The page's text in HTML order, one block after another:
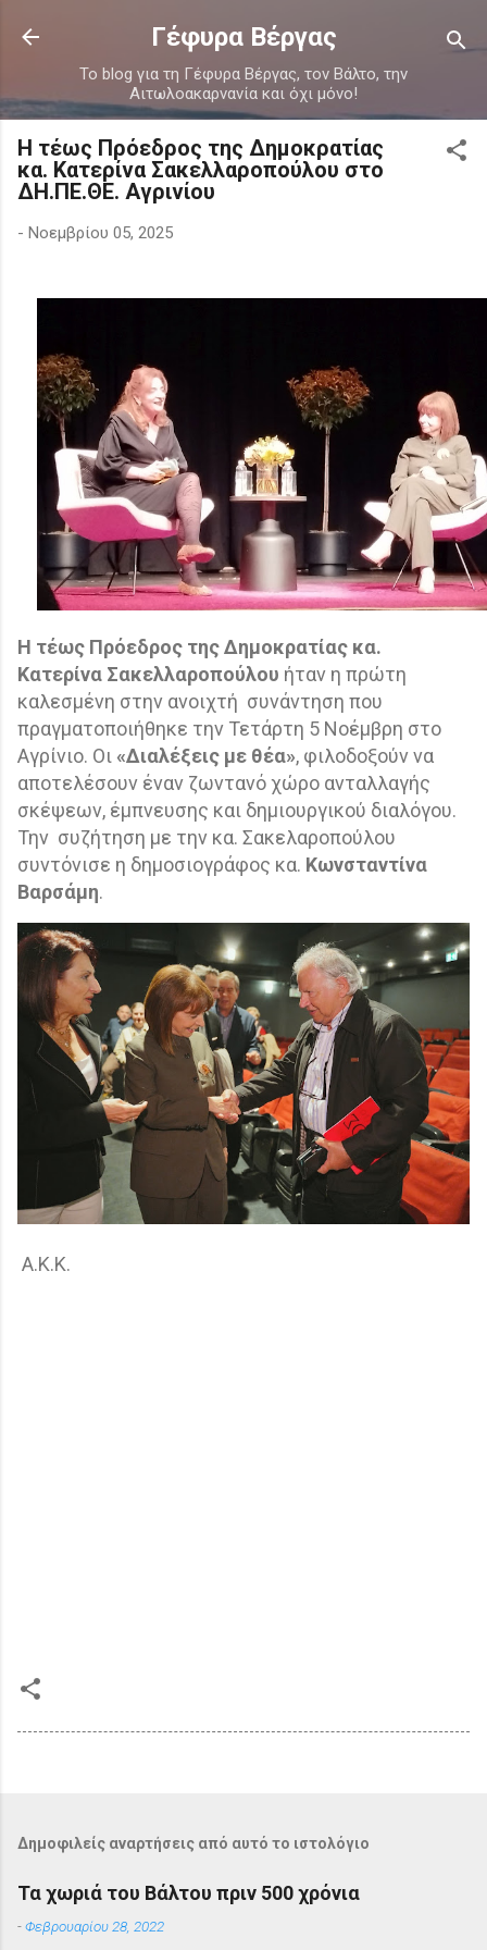
Μετάβαση στο κύριο περιεχόμενο
Γέφυρα Βέργας
Το blog για τη Γέφυρα Βέργας, τον Βάλτο, την
Αιτωλοακαρνανία και όχι μόνο!
Η τέως Πρόεδρος της Δημοκρατίας
κα. Κατερίνα Σακελλαροπούλου στο
ΔΗ.ΠΕ.ΘΕ. Αγρινίου
- Νοεμβρίου 05, 2025
Η τέως Πρόεδρος της Δημοκρατίας κα.
Κατερίνα Σακελλαροπούλου ήταν η πρώτη
καλεσμένη στην ανοιχτή συνάντηση που
πραγματοποιήθηκε την Τετάρτη 5 Νοέμβρη στο
Αγρίνιο. Οι«Διαλέξεις με θέα», φιλοδοξούν να
αποτελέσουν έναν ζωντανό χώρο ανταλλαγής
σκέψεων, έμπνευσης και δημιουργικού διαλόγου.
Την συζήτηση με την κα. Σακελαροπούλου
συντόνισε η δημοσιογράφος κα. Κωνσταντίνα
Βαρσάμη.
Α.Κ.Κ.
Δημοφιλείς αναρτήσεις από αυτό το ιστολόγιο
Τα χωριά του Βάλτου πριν 500 χρόνια
-Φεβρουαρίου 28, 2022